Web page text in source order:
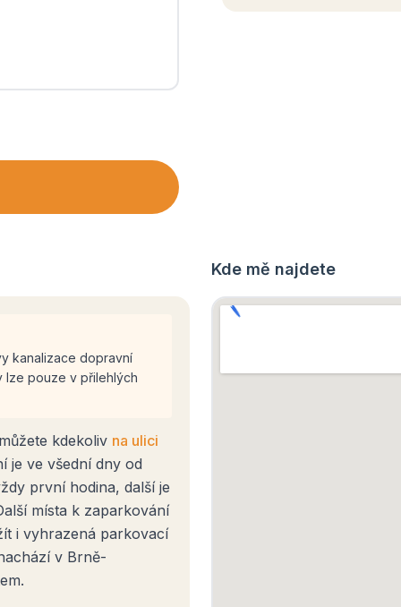
kanalizace dopravní
lze pouze v přilehlých
kdekoliv na ulici
je ve všední dny od
první hodina, další je
místa k zaparkování
i vyhrazená parkovací
v Brně-
Kde mě najdete